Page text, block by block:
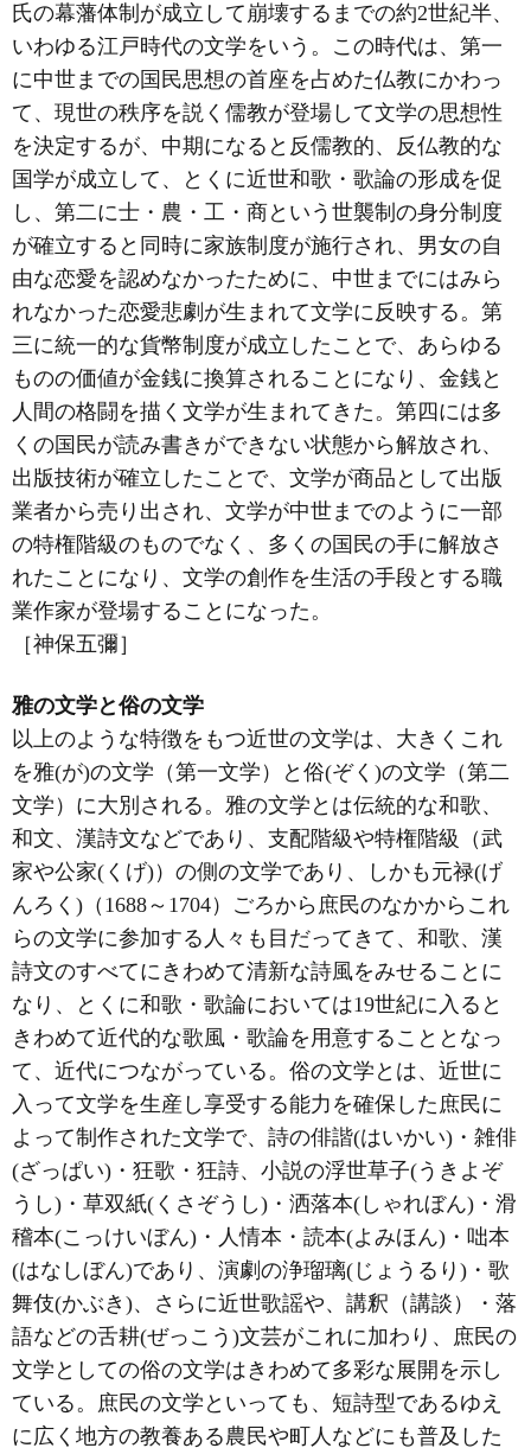
氏の幕藩体制が成立して崩壊するまでの約2世紀半、
いわゆる江戸時代の文学をいう。この時代は、第一
に中世までの国民思想の首座を占めた仏教にかわっ
て、現世の秩序を説く儒教が登場して文学の思想性
を決定するが、中期になると反儒教的、反仏教的な
国学が成立して、とくに近世和歌・歌論の形成を促
し、第二に士・農・工・商という世襲制の身分制度
が確立すると同時に家族制度が施行され、男女の自
由な恋愛を認めなかったために、中世までにはみら
れなかった恋愛悲劇が生まれて文学に反映する。第
三に統一的な貨幣制度が成立したことで、あらゆる
ものの価値が金銭に換算されることになり、金銭と
人間の格闘を描く文学が生まれてきた。第四には多
くの国民が読み書きができない状態から解放され、
出版技術が確立したことで、文学が商品として出版
業者から売り出され、文学が中世までのように一部
の特権階級のものでなく、多くの国民の手に解放さ
れたことになり、文学の創作を生活の手段とする職
業作家が登場することになった。
［神保五彌］
雅の文学と俗の文学
以上のような特徴をもつ近世の文学は、大きくこれ
を雅(が)の文学（第一文学）と俗(ぞく)の文学（第二
文学）に大別される。雅の文学とは伝統的な和歌、
和文、漢詩文などであり、支配階級や特権階級（武
家や公家(くげ)）の側の文学であり、しかも元禄(げ
んろく)（1688～1704）ごろから庶民のなかからこれ
らの文学に参加する人々も目だってきて、和歌、漢
詩文のすべてにきわめて清新な詩風をみせることに
なり、とくに和歌・歌論においては19世紀に入ると
きわめて近代的な歌風・歌論を用意することとなっ
て、近代につながっている。俗の文学とは、近世に
入って文学を生産し享受する能力を確保した庶民に
よって制作された文学で、詩の俳諧(はいかい)・雑俳
(ざっぱい)・狂歌・狂詩、小説の浮世草子(うきよぞ
うし)・草双紙(くさぞうし)・洒落本(しゃれぼん)・滑
稽本(こっけいぼん)・人情本・読本(よみほん)・咄本
(はなしぼん)であり、演劇の浄瑠璃(じょうるり)・歌
舞伎(かぶき)、さらに近世歌謡や、講釈（講談）・落
語などの舌耕(ぜっこう)文芸がこれに加わり、庶民の
文学としての俗の文学はきわめて多彩な展開を示し
ている。庶民の文学といっても、短詩型であるゆえ
に広く地方の教養ある農民や町人などにも普及した